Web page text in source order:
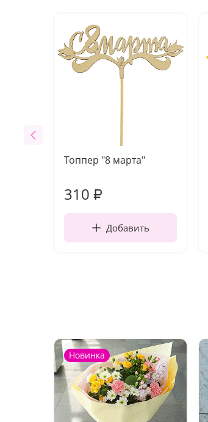
Топпер "8 марта"
310 ₽
Добавить
Новинка